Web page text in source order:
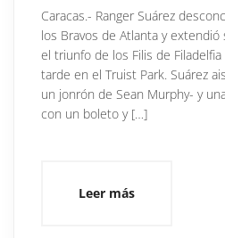
Caracas.- Ranger Suárez
los Bravos de Atlanta y
el triunfo de los Filis de
tarde en el Truist Park. Suárez
un jonrón de Sean Murphy- y
con un boleto y […]
Leer más